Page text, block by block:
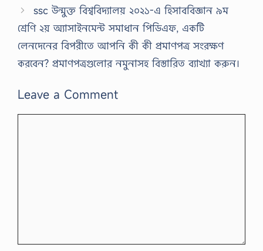
ssc উন্মুক্ত বিশ্ববিদ্যালয় ২০২১-এ হিসাববিজ্ঞান ৯ম
শ্রেণি ২য় অ্যাসাইনমেন্ট সমাধান পিডিএফ, একটি
লেনদেনের বিপরীতে আপনি কী কী প্রমাণপত্র সংরক্ষণ
করবেন? প্রমাণপত্রগুলোর নমুনাসহ বিস্তারিত ব্যাখ্যা করুন।
Leave a Comment